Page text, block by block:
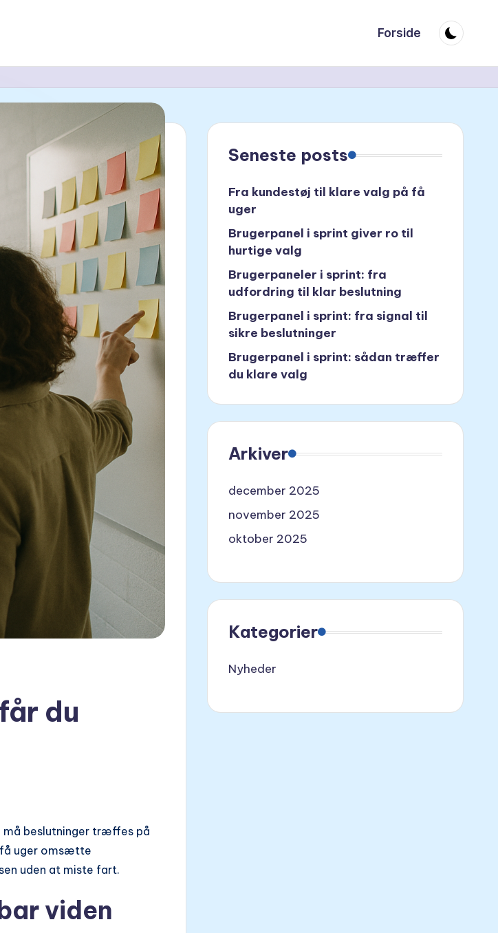
Forside
du
må beslutninger træffes på
få uger omsætte
uden at miste fart.
viden
Seneste posts
Fra kundestøj til klare valg på få
uger
Brugerpanel i sprint giver ro til
hurtige valg
Brugerpaneler i sprint: fra
udfordring til klar beslutning
Brugerpanel i sprint: fra signal til
sikre beslutninger
Brugerpanel i sprint: sådan træffer
du klare valg
Arkiver
december 2025
november 2025
oktober 2025
Kategorier
Nyheder